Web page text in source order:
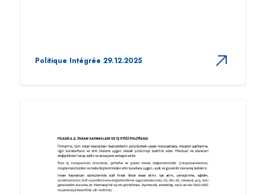
Politique Intégrée 29.12.2025